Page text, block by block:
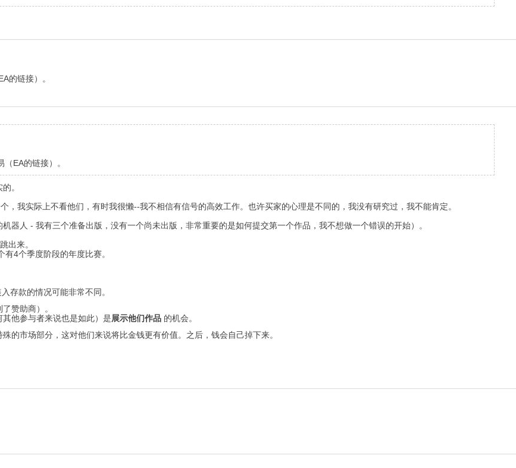
的链接）。
EA的链接）。
。
我实际上不看他们，有时我很懒--我不相信有信号的高效工作。也许买家的心理是不同的，我没有研究过，我不能肯定。
器人 - 我有三个准备出版，没有一个尚未出版，非常重要的是如何提交第一个作品，我不想做一个错误的开始）。
出来。
4个季度阶段的年度比赛。
存款的情况可能非常不同。
赞助商）。
他参与者来说也是如此）是展示他们作品 的机会。
的市场部分，这对他们来说将比金钱更有价值。之后，钱会自己掉下来。